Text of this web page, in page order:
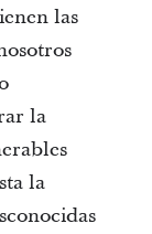
las
la
la